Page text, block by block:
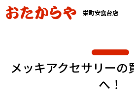
栄町安食台店
メッキアクセサリーの
へ！